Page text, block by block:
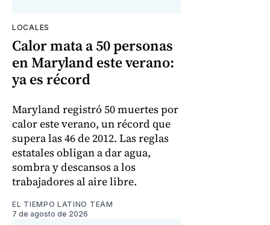
LOCALES
Calor mata a 50 personas
en Maryland este verano:
ya es récord
Maryland registró 50 muertes por
calor este verano, un récord que
supera las 46 de 2012. Las reglas
estatales obligan a dar agua,
sombra y descansos a los
trabajadores al aire libre.
EL TIEMPO LATINO TEAM
7 de agosto de 2026